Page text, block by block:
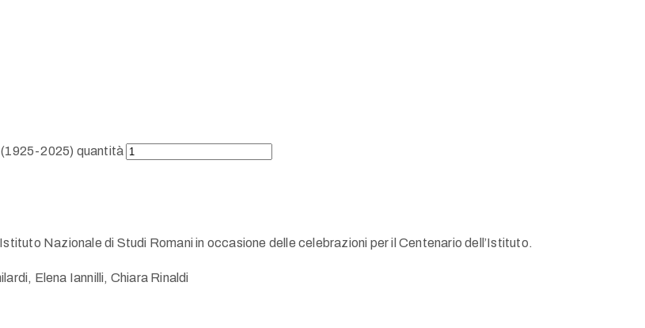
(1925-2025) quantità
Nazionale di Studi Romani in occasione delle celebrazioni per il Centenario dell’Istituto.
Elena Iannilli, Chiara Rinaldi